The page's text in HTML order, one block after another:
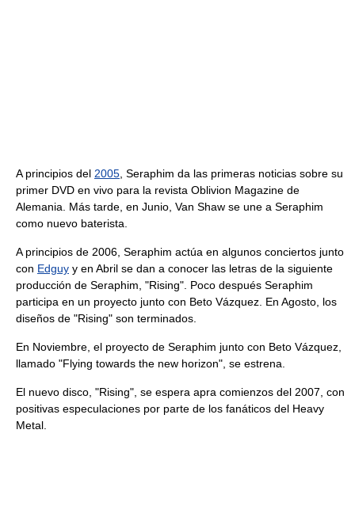
A principios del 2005 , Seraphim da las primeras noticias sobre su
primer DVD en vivo para la revista Oblivion Magazine de
Alemania. Más tarde, en Junio, Van Shaw se une a Seraphim
como nuevo baterista.
A principios de 2006, Seraphim actúa en algunos conciertos junto
con Edguy y en Abril se dan a conocer las letras de la siguiente
producción de Seraphim, "Rising". Poco después Seraphim
participa en un proyecto junto con Beto Vázquez. En Agosto, los
diseños de "Rising" son terminados.
En Noviembre, el proyecto de Seraphim junto con Beto Vázquez,
llamado "Flying towards the new horizon", se estrena.
El nuevo disco, "Rising", se espera apra comienzos del 2007, con
positivas especulaciones por parte de los fanáticos del Heavy
Metal.